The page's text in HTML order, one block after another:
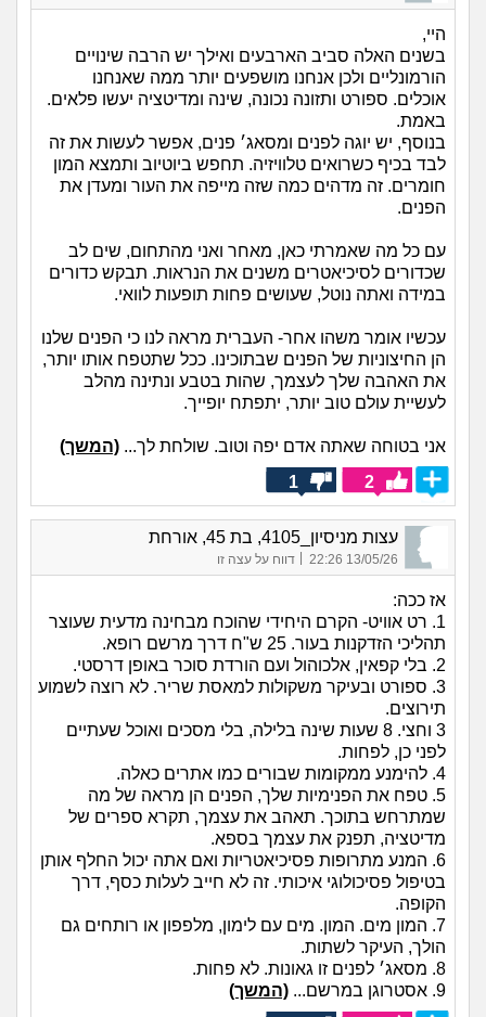
היי,
בשנים האלה סביב הארבעים ואילך יש הרבה שינויים
הורמונליים ולכן אנחנו מושפעים יותר ממה שאנחנו
אוכלים. ספורט ותזונה נכונה, שינה ומדיטציה יעשו פלאים.
באמת.
בנוסף, יש יוגה לפנים ומסאג׳ פנים, אפשר לעשות את זה
לבד בכיף כשרואים טלוויזיה. תחפש ביוטיוב ותמצא המון
חומרים. זה מדהים כמה שזה מייפה את העור ומעדן את
הפנים.
עם כל מה שאמרתי כאן, מאחר ואני מהתחום, שים לב
שכדורים לסיכיאטרים משנים את הנראות. תבקש כדורים
במידה ואתה נוטל, שעושים פחות תופעות לוואי.
עכשיו אומר משהו אחר- העברית מראה לנו כי הפנים שלנו
הן החיצוניות של הפנים שבתוכינו. ככל שתטפח אותו יותר,
את האהבה שלך לעצמך, שהות בטבע ונתינה מהלב
לעשיית עולם טוב יותר, יתפתח יופייך.
אני בטוחה שאתה אדם יפה וטוב. שולחת לך... (המשך)
2
1
עצות מניסיון_4105, בת 45, אורחת
13/05/26 22:26 דווח על עצה זו
אז ככה:
1. רט אוויט- הקרם היחידי שהוכח מבחינה מדעית שעוצר
תהליכי הזדקנות בעור. 25 ש"ח דרך מרשם רופא.
2. בלי קפאין, אלכוהול ועם הורדת סוכר באופן דרסטי.
3. ספורט ובעיקר משקולות למאסת שריר. לא רוצה לשמוע
תירוצים.
3 וחצי. 8 שעות שינה בלילה, בלי מסכים ואוכל שעתיים
לפני כן, לפחות.
4. להימנע ממקומות שבורים כמו אתרים כאלה.
5. טפח את הפנימיות שלך, הפנים הן מראה של מה
שמתרחש בתוכך. תאהב את עצמך, תקרא ספרים של
מדיטציה, תפנק את עצמך בספא.
6. המנע מתרופות פסיכיאטריות ואם אתה יכול החלף אותן
בטיפול פסיכולוגי איכותי. זה לא חייב לעלות כסף, דרך
הקופה.
7. המון מים. המון. מים עם לימון, מלפפון או רותחים גם
הולך, העיקר לשתות.
8. מסאג׳ לפנים זו גאונות. לא פחות.
9. אסטרוגן במרשם...
(המשך)